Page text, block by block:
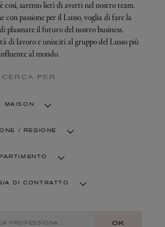
FINANCE
MEDIA
così, saremo lieti di averti nel nostro team.
con passione per il Lusso, voglia di fare la
plasmare il futuro del nostro business.
di lavoro e unisciti al gruppo del Lusso più
al mondo.
CERCA PER
MAISON
/ REGIONE
DI CONTRATTO
OK